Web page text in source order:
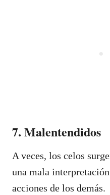
7. Malentendidos
A veces, los celos
una mala
acciones de los demás.